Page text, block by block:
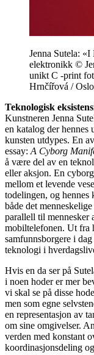
Jenna Sutela:
elektronikk ©
unikt C -print
Hrnčířová /
Teknologisk
Kunstneren Jenna
en katalog der
kunsten utdypes. En
essay: A Cyborg
å være del av en
eller aksjon. En
mellom et levende
todelingen, og hennes
både det
parallell til mennesker
mobiltelefonen. Ut fra
samfunnsborgere i
teknologi i
Hvis en da ser på
i noen hoder er mer
vi skal se på disse
men som egne
en representasjon av
om sine omgivelser.
verden med konstant
koordinasjonsdeling